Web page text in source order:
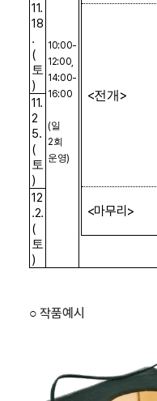
10:00-
12:00,
14:00-
16:00
(일
2회
운영)
<전개 >
<마무리 >
11.
18
.
(
토
)
11.
2
5.
(
토
)
12
.2.
(
토
)
○작품예시